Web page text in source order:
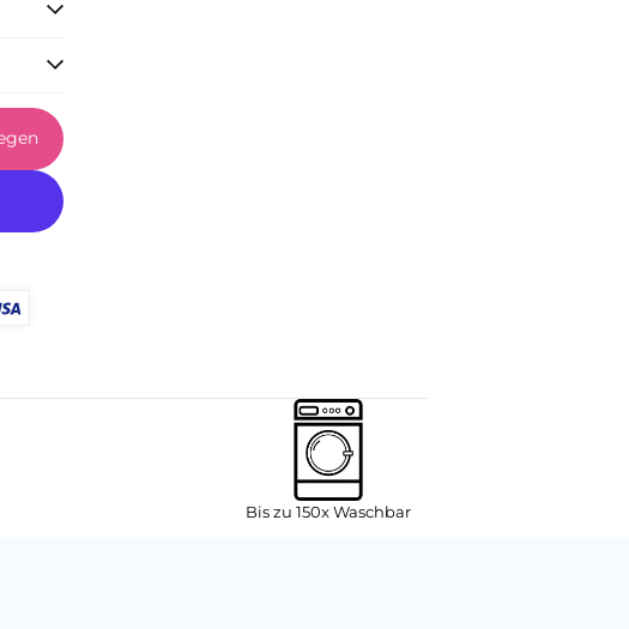
Bis zu 150x Waschbar